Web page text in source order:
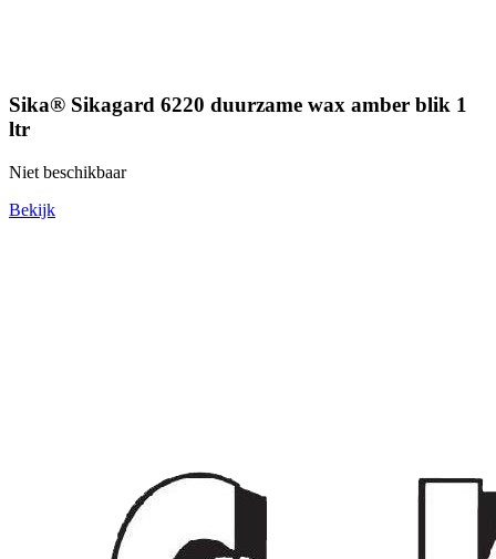
Sika® Sikagard 6220 duurzame wax amber blik 1
ltr
Niet beschikbaar
Bekijk